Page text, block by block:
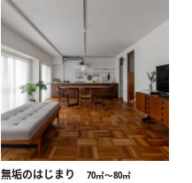
無垢のはじまり 70㎡〜80㎡